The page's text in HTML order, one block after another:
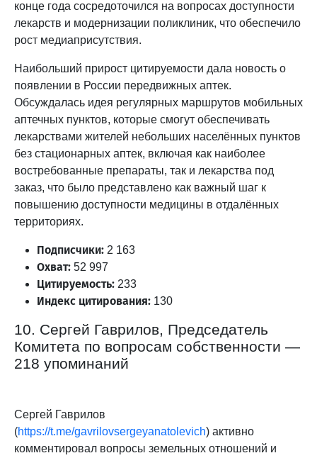
конце года сосредоточился на вопросах доступности
лекарств и модернизации поликлиник, что обеспечило
рост медиаприсутствия.
Наибольший прирост цитируемости дала новость о
появлении в России передвижных аптек.
Обсуждалась идея регулярных маршрутов мобильных
аптечных пунктов, которые смогут обеспечивать
лекарствами жителей небольших населённых пунктов
без стационарных аптек, включая как наиболее
востребованные препараты, так и лекарства под
заказ, что было представлено как важный шаг к
повышению доступности медицины в отдалённых
территориях.
Подписчики: 2 163
Охват: 52 997
Цитируемость: 233
Индекс цитирования: 130
10. Сергей Гаврилов, Председатель
Комитета по вопросам собственности —
218 упоминаний
Сергей Гаврилов
(https://t.me/gavrilovsergeyanatolevich) активно
комментировал вопросы земельных отношений и